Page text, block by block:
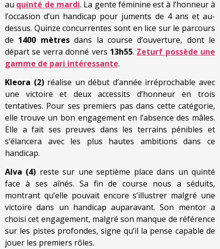
au quinté de mardi. La gente féminine est à l’honneur à
l’occasion d’un handicap pour juments de 4 ans et au-
dessus. Quinze concurrentes sont en lice sur le parcours
de 1400 mètresdans la course d’ouverture, dont le
départ se verra donné vers 13h55. Zeturf possède une
gamme de pari intéressante.
Kleora (2)réalise un début d’année irréprochable avec
une victoire et deux accessits d’honneur en trois
tentatives. Pour ses premiers pas dans cette catégorie,
elle trouve un bon engagement en l’absence des mâles.
Elle a fait ses preuves dans les terrains pénibles et
s’élancera avec les plus hautes ambitions dans ce
handicap.
Alva (4) reste sur une septième place dans un quinté
face à ses aînés. Sa fin de course nous a séduits,
montrant qu’elle pouvait encore s’illustrer malgré une
victoire dans un handicap auparavant. Son mentor a
choisi cet engagement, malgré son manque de référence
sur les pistes profondes, signe qu’il la pense capable de
jouer les premiers rôles.